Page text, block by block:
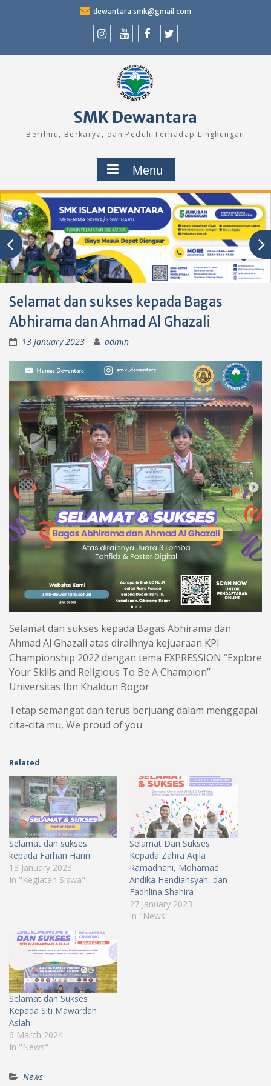
dewantara.smk@gmail.com
SMK Dewantara
Berilmu, Berkarya, dan Peduli Terhadap Lingkungan
Menu
Selamat dan sukses kepada Bagas
Abhirama dan Ahmad Al Ghazali
13 January 2023 admin
Selamat dan sukses kepada Bagas Abhirama dan
Ahmad Al Ghazali atas diraihnya kejuaraan KPI
Championship 2022 dengan tema EXPRESSION “Explore
Your Skills and Religious To Be A Champion”
Universitas Ibn Khaldun Bogor
Tetap semangat dan terus berjuang dalam menggapai
cita-cita mu, We proud of you
Related
Selamat dan sukses
kepada Farhan Hariri
13 January 2023
In "Kegiatan Siswa"
Selamat Dan Sukses
Kepada Zahra Aqila
Ramadhani, Mohamad
Andika Hendiansyah, dan
Fadhlina Shahira
27 January 2023
In "News"
Selamat dan Sukses
Kepada Siti Mawardah
Aslah
6 March 2024
In "News"
News